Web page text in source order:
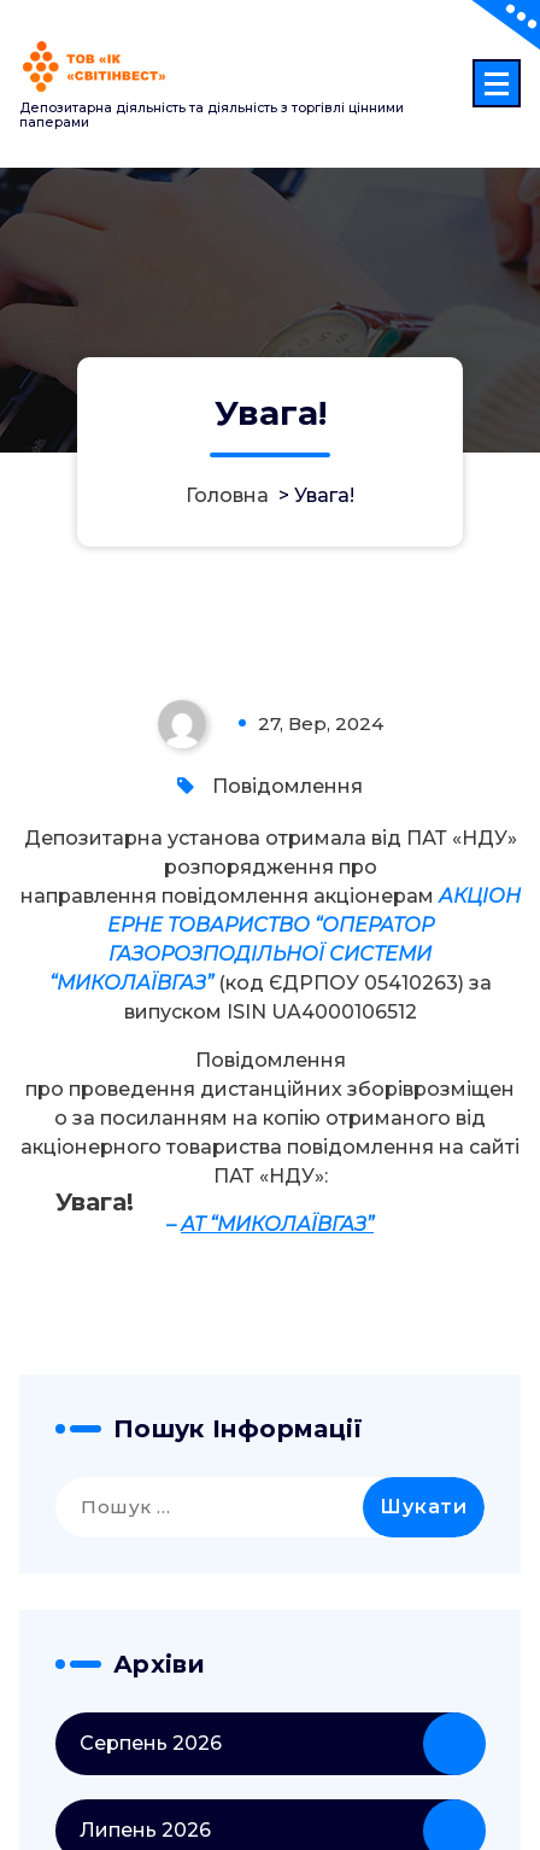
контенту
Депозитарна діяльність та діяльність з торгівлі цінними
паперами
Увага!
Головна > Увага!
27, Вер, 2024
Повідомлення
Увага!
Депозитарна установа отримала від ПАТ «НДУ»
розпорядження про
направлення повідомлення акціонерам АКЦІОН
ЕРНЕ ТОВАРИСТВО “ОПЕРАТОР
ГАЗОРОЗПОДІЛЬНОЇ СИСТЕМИ
“МИКОЛАЇВГАЗ” (код ЄДРПОУ 05410263) за
випуском ISIN UA4000106512
Повідомлення
про проведення дистанційних зборіврозміщен
о за посиланням на копію отриманого від
акціонерного товариства повідомлення на сайті
ПАТ «НДУ»:
–АТ “МИКОЛАЇВГАЗ”
Пошук Інформації
Архіви
Серпень 2026
Липень 2026